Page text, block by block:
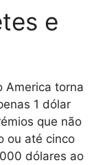
e
America torna
1 dólar
que não
ou até cinco
dólares ao